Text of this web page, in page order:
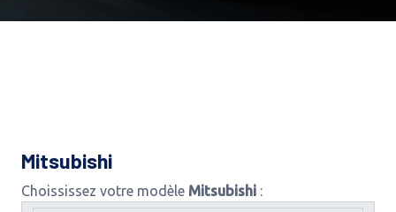
Mitsubishi
Choississez votre modèle Mitsubishi :